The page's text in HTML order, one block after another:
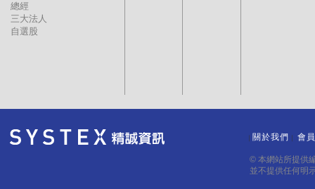
總經
三大法人
自選股
關於我們 會
© 本網站所提供
並不提供任何明